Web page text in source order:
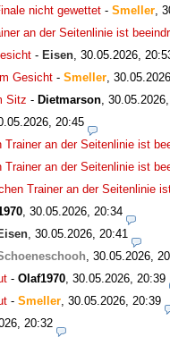
nicht gewettet - Smeller
an der Seitenlinie ist
- Eisen 30.05.2026,
Gesicht - Smeller
Sitz - Dietmarson
20:45
Trainer an der Seitenlinie ist
Trainer an der Seitenlinie ist
Trainer an der Seitenlinie
30.05.2026, 20:34
30.05.2026, 20:41
30.05.2026,
- Olaf1970 30.05.2026, 20:39
- Smeller 30.05.2026, 20:39
20:32